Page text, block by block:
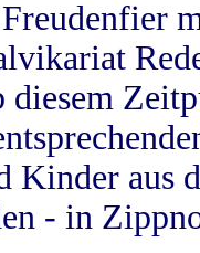
Kinder aus
- in